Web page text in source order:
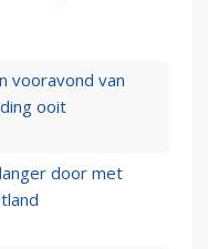
vooravond van
ooit
door met